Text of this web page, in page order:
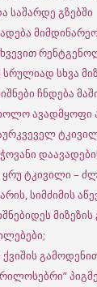
საშარდე გზებში
სხვა
ჩნდება
ავადმყოფი
ყრუ ტკივილი –
სიმძიმის
მიზეზის
ქვიშის